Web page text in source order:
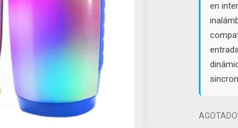
en
AGOTADO!